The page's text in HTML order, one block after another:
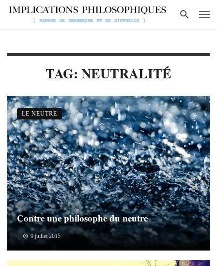
TAG: NEUTRALITÉ
Contre une philosophe du neutre
9 juillet 2015
LE NEUTRE